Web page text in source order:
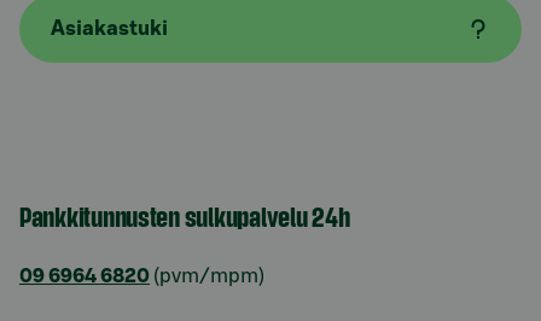
Asiakastuki
Pankkitunnusten sulkupalvelu 24h
09 6964 6820 (pvm/mpm)